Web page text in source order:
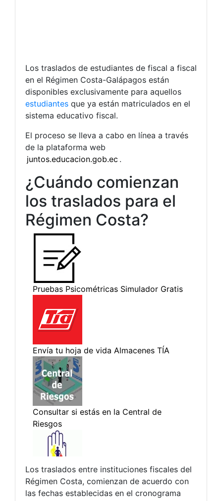
Los traslados de estudiantes de fiscal a fiscal
en el Régimen Costa-Galápagos están
disponibles exclusivamente para aquellos
estudiantes que ya están matriculados en el
sistema educativo fiscal.
El proceso se lleva a cabo en línea a través
de la plataforma web
juntos.educacion.gob.ec .
¿Cuándo comienzan
los traslados para el
Régimen Costa?
Los traslados entre instituciones fiscales del
Régimen Costa, comienzan de acuerdo con
las fechas establecidas en el cronograma